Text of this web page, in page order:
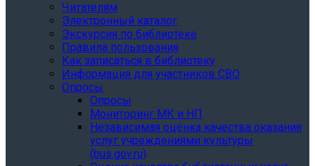
Читателям
Электронный каталог
Экскурсия по библиотеке
Правила пользования
Как записаться в библиотеку
Информация для участников СВО
Опросы
Опросы
Мониторинг МК и НП
Независимая оценка качества оказания
услуг учреждениями культуры
(bus.gov.ru)